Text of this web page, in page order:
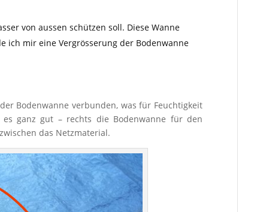
von aussen schützen soll. Diese Wanne
ich mir eine Vergrösserung der Bodenwanne
Bodenwanne verbunden, was für Feuchtigkeit
ganz gut – rechts die Bodenwanne für den
das Netzmaterial.